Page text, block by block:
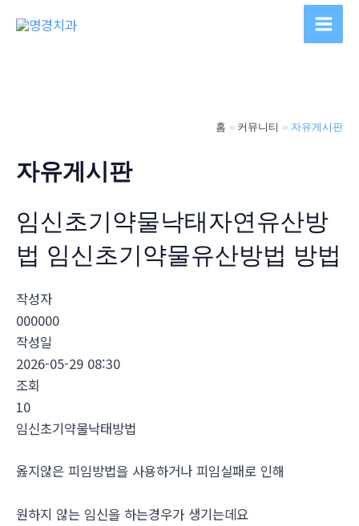
Main
홈 커뮤니티 자유게시판
자유게시판
임신초기약물낙태자연유산방
법 임신초기약물유산방법 방법
작성자
000000
작성일
2026-05-29 08:30
조회
10
임신초기약물낙태방법
옳지않은 피임방법을 사용하거나 피임실패로 인해
원하지 않는 임신을 하는경우가 생기는데요